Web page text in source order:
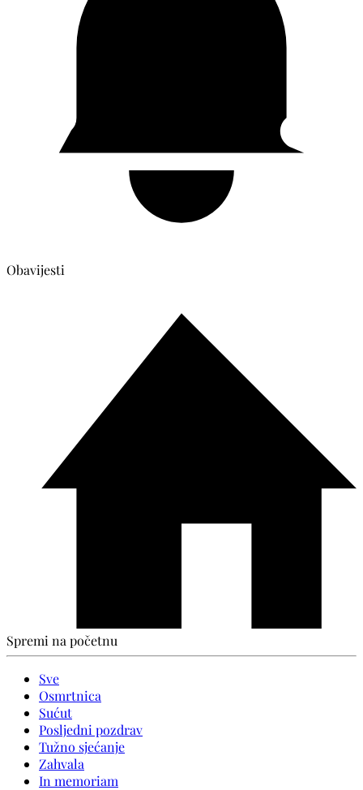
Obavijesti
Spremi na početnu
Sve
Osmrtnica
Sućut
Posljedni pozdrav
Tužno sjećanje
Zahvala
In memoriam